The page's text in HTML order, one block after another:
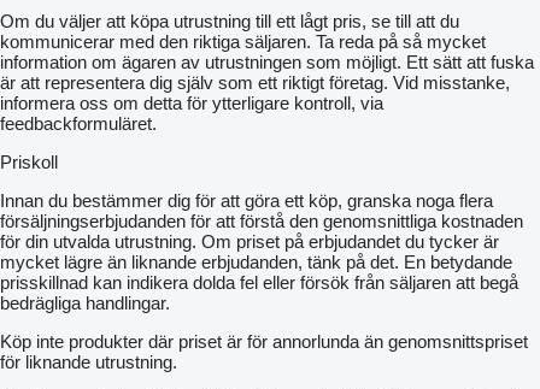
Om du väljer att köpa utrustning till ett lågt pris, se till att du
kommunicerar med den riktiga säljaren. Ta reda på så mycket
information om ägaren av utrustningen som möjligt. Ett sätt att fuska
är att representera dig själv som ett riktigt företag. Vid misstanke,
informera oss om detta för ytterligare kontroll, via
feedbackformuläret.
Priskoll
Innan du bestämmer dig för att göra ett köp, granska noga flera
försäljningserbjudanden för att förstå den genomsnittliga kostnaden
för din utvalda utrustning. Om priset på erbjudandet du tycker är
mycket lägre än liknande erbjudanden, tänk på det. En betydande
prisskillnad kan indikera dolda fel eller försök från säljaren att begå
bedrägliga handlingar.
Köp inte produkter där priset är för annorlunda än genomsnittspriset
för liknande utrustning.